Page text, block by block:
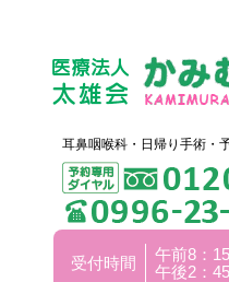
耳鼻咽喉科・日帰り手術・
受付時間
午前8：
午後2：